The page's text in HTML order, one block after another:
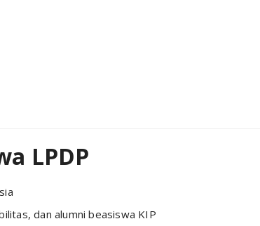
LPDP
dan alumni beasiswa KIP